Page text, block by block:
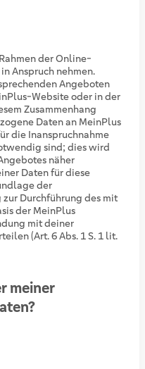
der Online-
Anspruch nehmen.
Angeboten
Website oder in der
Zusammenhang
Daten an MeinPlus
die Inanspruchnahme
sind; dies wird
näher
Daten für diese
der
Durchführung des mit
der MeinPlus
mit deiner
(Art. 6 Abs. 1 S. 1 lit.
meiner